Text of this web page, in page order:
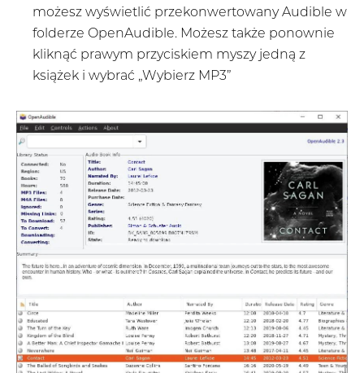
możesz wyświetlić przekonwertowany Audible w
folderze OpenAudible. Możesz także ponownie
kliknąć prawym przyciskiem myszy jedną z
książek i wybrać „Wybierz MP3”